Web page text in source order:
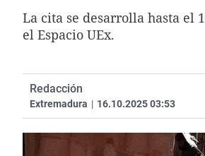
La cita se desarrolla hasta el
el Espacio UEx.
Redacción
Extremadura | 16.10.2025 03:53